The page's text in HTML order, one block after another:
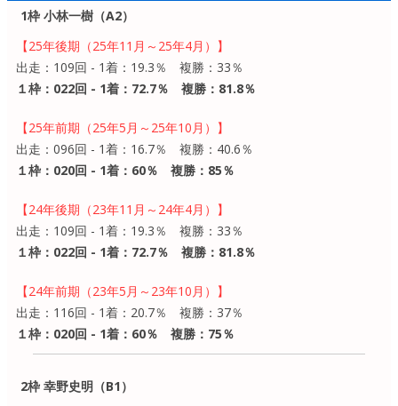
1枠 小林一樹（A2）
【25年後期（25年11月～25年4月）】
出走：109回 - 1着：19.3％ 複勝：33％
１枠：022回 - 1着：72.7％ 複勝：81.8％
【25年前期（25年5月～25年10月）】
出走：096回 - 1着：16.7％ 複勝：40.6％
１枠：020回 - 1着：60％ 複勝：85％
【24年後期（23年11月～24年4月）】
出走：109回 - 1着：19.3％ 複勝：33％
１枠：022回 - 1着：72.7％ 複勝：81.8％
【24年前期（23年5月～23年10月）】
出走：116回 - 1着：20.7％ 複勝：37％
１枠：020回 - 1着：60％ 複勝：75％
2枠 幸野史明（B1）